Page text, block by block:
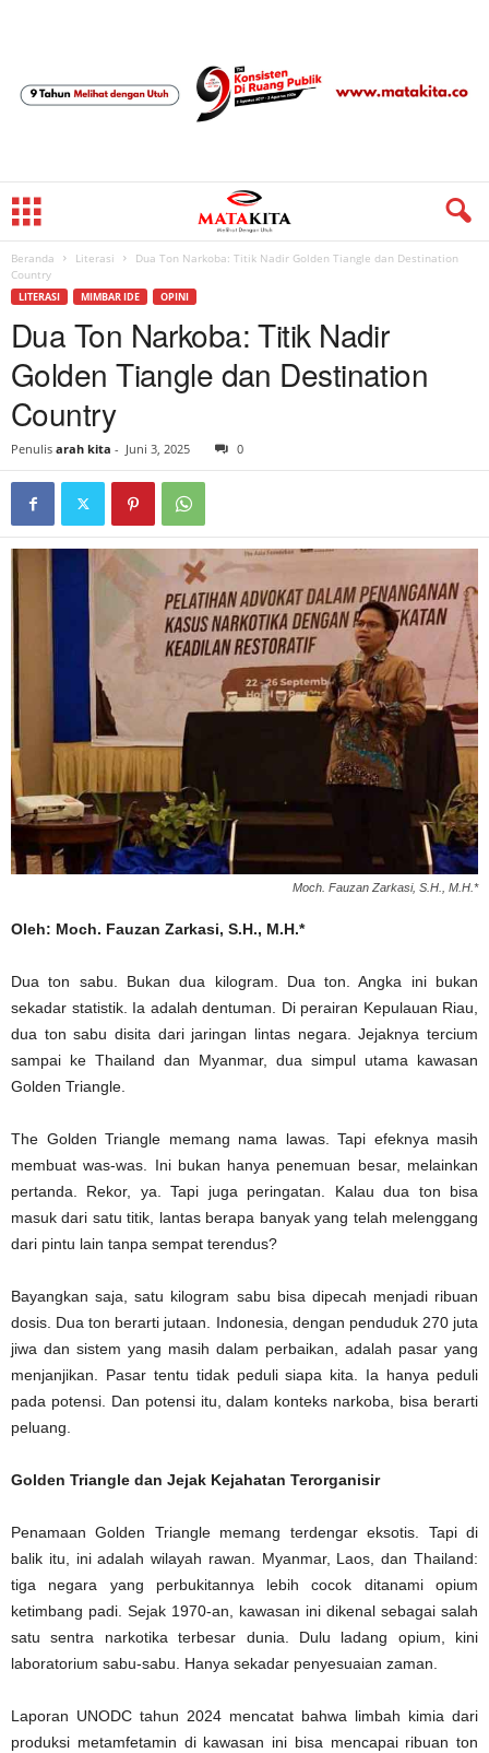
Beranda Literasi
Dua Ton Narkoba: Titik Nadir Golden Tiangle dan Destination
Country
LITERASI MIMBAR IDE OPINI
Dua Ton Narkoba: Titik Nadir
Golden Tiangle dan Destination
Country
Penulis arah kita - Juni 3, 2025 0
Moch. Fauzan Zarkasi, S.H., M.H.*
Oleh: Moch. Fauzan Zarkasi, S.H., M.H.*
Dua ton sabu. Bukan dua kilogram. Dua ton. Angka ini bukan
sekadar statistik. Ia adalah dentuman. Di perairan Kepulauan Riau,
dua ton sabu disita dari jaringan lintas negara. Jejaknya tercium
sampai ke Thailand dan Myanmar, dua simpul utama kawasan
Golden Triangle.
The Golden Triangle memang nama lawas. Tapi efeknya masih
membuat was-was. Ini bukan hanya penemuan besar, melainkan
pertanda. Rekor, ya. Tapi juga peringatan. Kalau dua ton bisa
masuk dari satu titik, lantas berapa banyak yang telah melenggang
dari pintu lain tanpa sempat terendus?
Bayangkan saja, satu kilogram sabu bisa dipecah menjadi ribuan
dosis. Dua ton berarti jutaan. Indonesia, dengan penduduk 270 juta
jiwa dan sistem yang masih dalam perbaikan, adalah pasar yang
menjanjikan. Pasar tentu tidak peduli siapa kita. Ia hanya peduli
pada potensi. Dan potensi itu, dalam konteks narkoba, bisa berarti
peluang.
Golden Triangle dan Jejak Kejahatan Terorganisir
Penamaan Golden Triangle memang terdengar eksotis. Tapi di
balik itu, ini adalah wilayah rawan. Myanmar, Laos, dan Thailand:
tiga negara yang perbukitannya lebih cocok ditanami opium
ketimbang padi. Sejak 1970-an, kawasan ini dikenal sebagai salah
satu sentra narkotika terbesar dunia. Dulu ladang opium, kini
laboratorium sabu-sabu. Hanya sekadar penyesuaian zaman.
Laporan UNODC tahun 2024 mencatat bahwa limbah kimia dari
produksi metamfetamin di kawasan ini bisa mencapai ribuan ton